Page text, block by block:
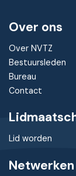
Over ons
Over NVTZ
Bestuursleden
Bureau
Contact
Lid worden